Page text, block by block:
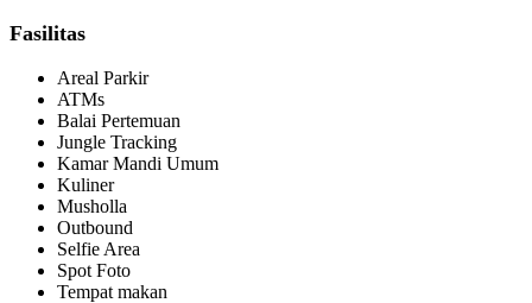
Fasilitas
Areal Parkir
ATMs
Balai Pertemuan
Jungle Tracking
Kamar Mandi Umum
Kuliner
Musholla
Outbound
Selfie Area
Spot Foto
Tempat makan